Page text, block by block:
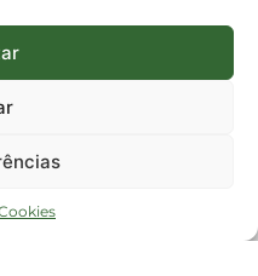
3665-4831
/ Celta, 5° andar